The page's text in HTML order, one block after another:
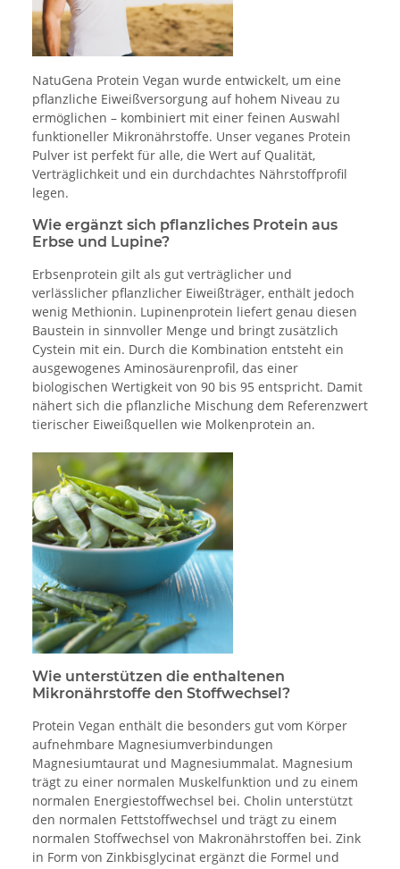
NatuGena Protein Vegan wurde entwickelt, um eine
pflanzliche Eiweißversorgung auf hohem Niveau zu
ermöglichen – kombiniert mit einer feinen Auswahl
funktioneller Mikronährstoffe. Unser veganes Protein
Pulver ist perfekt für alle, die Wert auf Qualität,
Verträglichkeit und ein durchdachtes Nährstoffprofil
legen.
Wie ergänzt sich pflanzliches Protein aus
Erbse und Lupine?
Erbsenprotein gilt als gut verträglicher und
verlässlicher pflanzlicher Eiweißträger, enthält jedoch
wenig Methionin. Lupinenprotein liefert genau diesen
Baustein in sinnvoller Menge und bringt zusätzlich
Cystein mit ein. Durch die Kombination entsteht ein
ausgewogenes Aminosäurenprofil, das einer
biologischen Wertigkeit von 90 bis 95 entspricht. Damit
nähert sich die pflanzliche Mischung dem Referenzwert
tierischer Eiweißquellen wie Molkenprotein an.
Wie unterstützen die enthaltenen
Mikronährstoffe den Stoffwechsel?
Protein Vegan enthält die besonders gut vom Körper
aufnehmbare Magnesiumverbindungen
Magnesiumtaurat und Magnesiummalat. Magnesium
trägt zu einer normalen Muskelfunktion und zu einem
normalen Energiestoffwechsel bei. Cholin unterstützt
den normalen Fettstoffwechsel und trägt zu einem
normalen Stoffwechsel von Makronährstoffen bei. Zink
in Form von Zinkbisglycinat ergänzt die Formel und